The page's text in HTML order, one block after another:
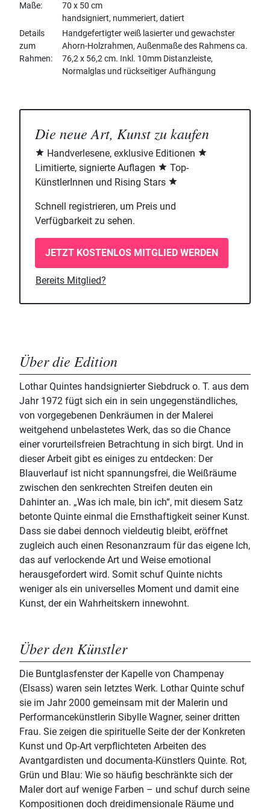
Maße
70 x 50 cm
handsigniert, nummeriert, datiert
Details
zum
Rahmen
Handgefertigter weiß lasierter und gewachster
Ahorn-Holzrahmen, Außenmaße des Rahmens ca.
76,2 x 56,2 cm. Inkl. 10mm Distanzleiste,
Normalglas und rückseitiger Aufhängung
Die neue Art, Kunst zu kaufen
Handverlesene, exklusive Editionen
Limitierte, signierte Auflagen
Top-
KünstlerInnen und Rising Stars
Schnell registrieren, um Preis und
Verfügbarkeit zu sehen.
JETZT KOSTENLOS MITGLIED WERDEN
Bereits Mitglied?
Über die Edition
Lothar Quintes handsignierter Siebdruck o. T. aus dem
Jahr 1972 fügt sich ein in sein ungegenständliches,
von vorgegebenen Denkräumen in der Malerei
weitgehend unbelastetes Werk, das so die Chance
einer vorurteilsfreien Betrachtung in sich birgt. Und in
dieser Arbeit gibt es einiges zu entdecken: Der
Blauverlauf ist nicht spannungsfrei, die Weißräume
zwischen den senkrechten Streifen deuten ein
Dahinter an. „Was ich male, bin ich“, mit diesem Satz
betonte Quinte einmal die Ernsthaftigkeit seiner Kunst.
Dass sie dabei dennoch vieldeutig bleibt, eröffnet
zugleich auch einen Resonanzraum für das eigene Ich,
das auf verlockende Art und Weise emotional
herausgefordert wird. Somit schuf Quinte nichts
weniger als ein universelles Moment und damit eine
Kunst, der ein Wahrheitskern innewohnt.
Über den Künstler
Die Buntglasfenster der Kapelle von Champenay
(Elsass) waren sein letztes Werk. Lothar Quinte schuf
sie im Jahr 2000 gemeinsam mit der Malerin und
Performancekünstlerin Sibylle Wagner, seiner dritten
Frau. Sie zeigen die spirituelle Seite der der Konkreten
Kunst und Op-Art verpflichteten Arbeiten des
Avantgardisten und documenta-Künstlers Quinte. Rot,
Grün und Blau: Wie so häufig beschränkte sich der
Maler dort auf wenige Farben – und schuf durch seine
Kompositionen doch dreidimensionale Räume und